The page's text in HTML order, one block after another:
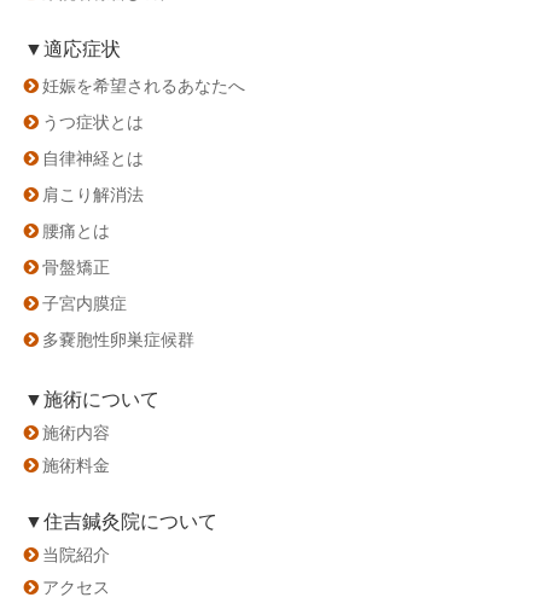
▼適応症状
妊娠を希望されるあなたへ
うつ症状とは
自律神経とは
肩こり解消法
腰痛とは
骨盤矯正
子宮内膜症
多嚢胞性卵巣症候群
▼施術について
施術内容
施術料金
▼住吉鍼灸院について
当院紹介
アクセス